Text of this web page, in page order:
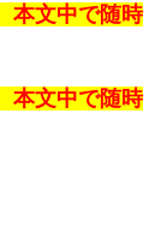
本文中で随時
本文中で随時